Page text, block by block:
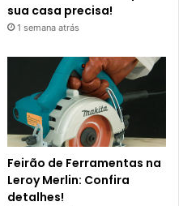
sua casa precisa!
1 semana atrás
Feirão de Ferramentas na
Leroy Merlin: Confira
detalhes!